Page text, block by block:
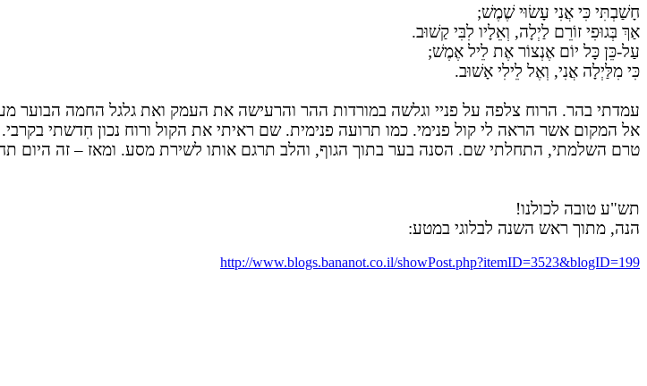
חָשַׁבְתִּי כִּי אֲנִי עָשׂוּי שֶׁמֶשׁ;
אַךְ בְּגוּפִי זוֹרֵם לַיְלָה, וְאֵלָיו לִבִּי קַשׁוּב.
עַל-כֵּן כָּל יוֹם אֶנְצוֹר אֶת לֵיל אֶמֶשׁ;
כִּי מִלַּיְלָה אֲנִי, וְאֶל לֵילִי אָשׁוּב.
עמדתי בהר. הרוח צלפה על פניי וגלשה במורדות ההר והרעישה את העמק ואת גלגל החמה
אל המקום אשר הראה לי קול פנימי. כמו תרועה פנימית. שם ראיתי את הקול ורוח נכון חִדשתי
טרם השלמתי, התחלתי שם. הסנה בער בתוך הגוף, והלב תרגם אותו לשירת מסע. ומאז – זה היום
תש"ע טובה לכולנו!
הנה, מתוך ראש השנה לבלוגי במטע:
http://www.blogs.bananot.co.il/showPost.php?itemID=3523&blogID=199